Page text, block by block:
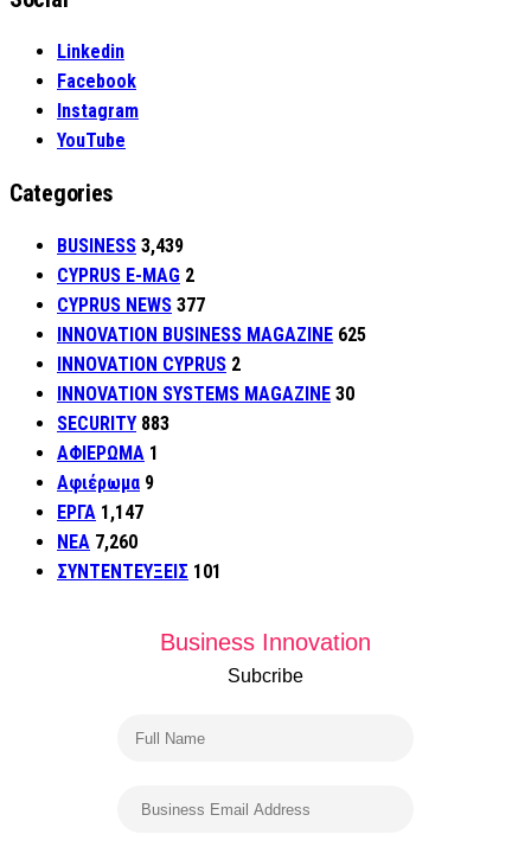
Linkedin
Facebook
Instagram
YouTube
Categories
BUSINESS 3,439
CYPRUS E-MAG 2
CYPRUS NEWS 377
INNOVATION BUSINESS MAGAZINE 625
INNOVATION CYPRUS 2
INNOVATION SYSTEMS MAGAZINE 30
SECURITY 883
ΑΦΙΕΡΩΜΑ 1
Αφιέρωμα 9
ΕΡΓΑ 1,147
ΝΕΑ 7,260
ΣΥΝΤΕΝΤΕΥΞΕΙΣ 101
Business Innovation
Subcribe